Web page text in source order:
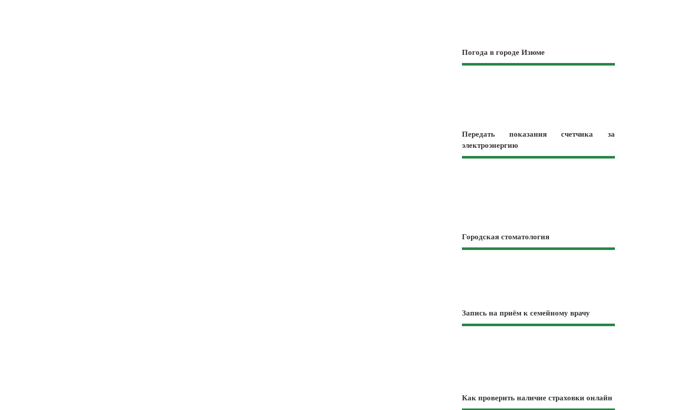
Погода в городе Изюме
Передать показания счетчика за
электроэнергию
Городская стоматология
Запись на приём к семейному врачу
Как проверить наличие страховки онлайн